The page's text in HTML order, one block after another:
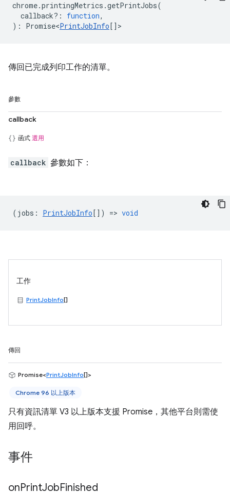
chrome.printingMetrics .getPrintJobs(
callback? : function,
) : Promise<PrintJobInfo[] >
傳回已完成列印工作的清單。
參數
callback
函式 選用
callback 參數如下：
( jobs : PrintJobInfo[]) => void
工作
PrintJobInfo[]
傳回
Promise<PrintJobInfo[]>
Chrome 96 以上版本
只有資訊清單 V3 以上版本支援 Promise，其他平台則需使
用回呼。
事件
onPrintJobFinished